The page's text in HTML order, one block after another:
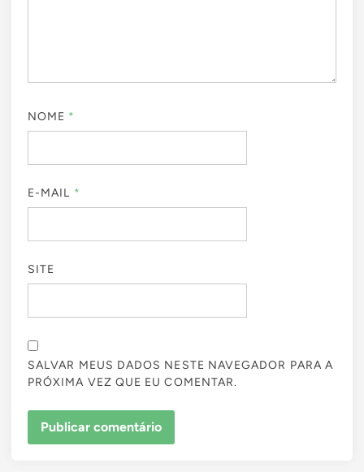
NOME *
E-MAIL *
SITE
SALVAR MEUS DADOS NESTE NAVEGADOR PARA A
PRÓXIMA VEZ QUE EU COMENTAR.